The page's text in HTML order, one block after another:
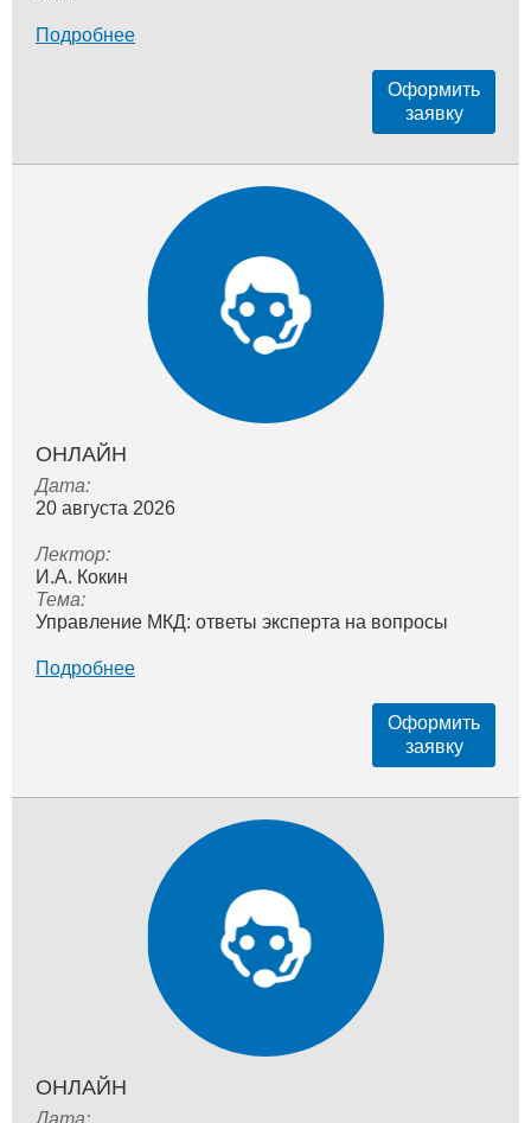
Подробнее
Оформить
заявку
ОНЛАЙН
Дата:
20 августа 2026
Лектор:
И.А. Кокин
Тема:
Управление МКД: ответы эксперта на вопросы
Подробнее
Оформить
заявку
ОНЛАЙН
Дата: